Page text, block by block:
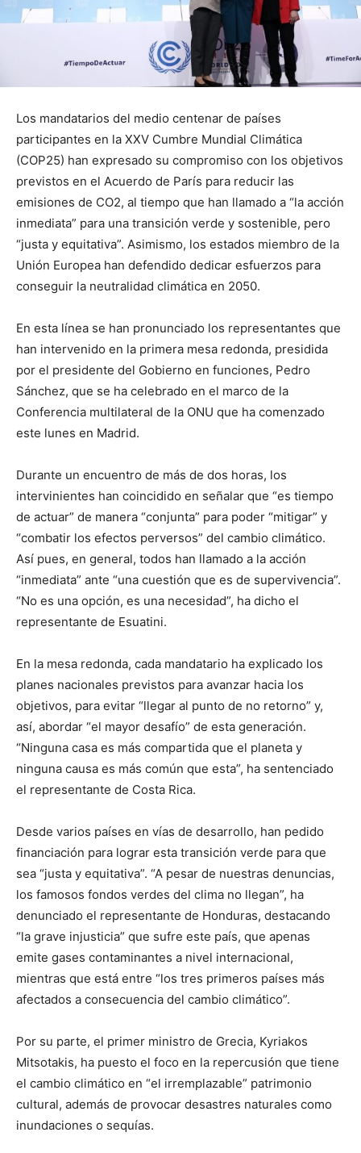
Los mandatarios del medio centenar de países
participantes en la XXV Cumbre Mundial Climática
(COP25) han expresado su compromiso con los objetivos
previstos en el Acuerdo de París para reducir las
emisiones de CO2, al tiempo que han llamado a “la acción
inmediata” para una transición verde y sostenible, pero
“justa y equitativa”. Asimismo, los estados miembro de la
Unión Europea han defendido dedicar esfuerzos para
conseguir la neutralidad climática en 2050.
En esta línea se han pronunciado los representantes que
han intervenido en la primera mesa redonda, presidida
por el presidente del Gobierno en funciones, Pedro
Sánchez, que se ha celebrado en el marco de la
Conferencia multilateral de la ONU que ha comenzado
este lunes en Madrid.
Durante un encuentro de más de dos horas, los
intervinientes han coincidido en señalar que “es tiempo
de actuar” de manera “conjunta” para poder “mitigar” y
“combatir los efectos perversos” del cambio climático.
Así pues, en general, todos han llamado a la acción
“inmediata” ante “una cuestión que es de supervivencia”.
“No es una opción, es una necesidad”, ha dicho el
representante de Esuatini.
En la mesa redonda, cada mandatario ha explicado los
planes nacionales previstos para avanzar hacia los
objetivos, para evitar “llegar al punto de no retorno” y,
así, abordar “el mayor desafío” de esta generación.
“Ninguna casa es más compartida que el planeta y
ninguna causa es más común que esta”, ha sentenciado
el representante de Costa Rica.
Desde varios países en vías de desarrollo, han pedido
financiación para lograr esta transición verde para que
sea “justa y equitativa”. “A pesar de nuestras denuncias,
los famosos fondos verdes del clima no llegan”, ha
denunciado el representante de Honduras, destacando
“la grave injusticia” que sufre este país, que apenas
emite gases contaminantes a nivel internacional,
mientras que está entre “los tres primeros países más
afectados a consecuencia del cambio climático”.
Por su parte, el primer ministro de Grecia, Kyriakos
Mitsotakis, ha puesto el foco en la repercusión que tiene
el cambio climático en “el irremplazable” patrimonio
cultural, además de provocar desastres naturales como
inundaciones o sequías.